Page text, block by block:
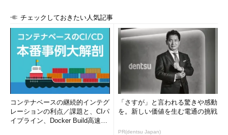
TRIM/UMAP）に関する情報を表示する
サイズをバイト数で表示する
※3 Ubuntu 14.04 LTSの初期状態で
は、「-o」オプションで「+」指定は
利用できない。
※4 同様にUbuntuでは「-o
NAME,ALIGNMENT,MIN-IO,OPT-
IO,PHY-SEC,LOG-
チェックしておきたい人気記事
コンテナベースの継続的インテグ
レーションの利点／課題と、CIパ
イプライン、Docker Build高速化
「さすが」と言われる驚きや感動
を。新しい価値を生む電通の挑戦
PR(dentsu Japan)